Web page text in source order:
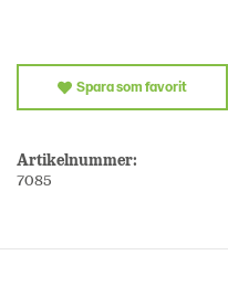
Spara som favorit
Artikelnummer:
7085